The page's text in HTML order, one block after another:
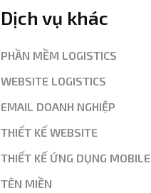
Dịch vụ khác
PHẦN MỀM LOGISTICS
WEBSITE LOGISTICS
EMAIL DOANH NGHIỆP
THIẾT KẾ WEBSITE
THIẾT KẾ ỨNG DỤNG MOBILE
TÊN MIỀN